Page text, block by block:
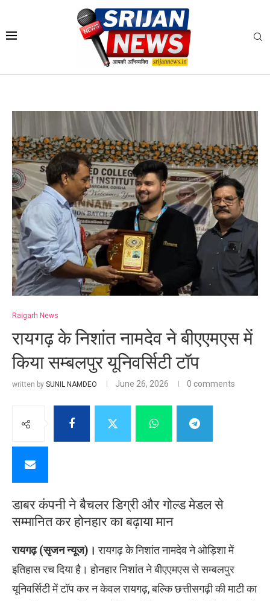
Raigarh News
रायगढ़ के निशांत नामदेव ने बीएएमएस में
किया सम्बलपुर यूनिवर्सिटी टॉप
written by SUNIL NAMDEO June 26, 2026 0 comments
डाबर कंपनी ने बैचलर डिग्री और गोल्ड मेडल से
सम्मानित कर होनहार का बढ़ाया मान
रायगढ़ (सृजन न्यूज)। रायगढ़ के निशांत नामदेव ने ओड़िशा में
इतिहास रच दिया है। होनहार निशांत ने बीएएमएस से सम्बलपुर
यूनिवर्सिटी में टॉप कर न केवल रायगढ़, बल्कि छत्तीसगढ़ी की माटी का